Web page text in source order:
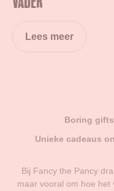
Lees meer
Boring
Unieke cadeaus
Bij Fancy the Pancy
maar vooral om hoe het